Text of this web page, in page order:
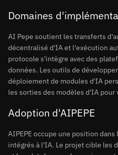
Domaines
AI Pepe soutient les transferts
décentralisé d'IA et l'exécution
protocole s'intègre avec des
données. Les outils de
déploiement de modules d'IA
les sorties des modèles d'IA
Adoption d'AIPEPE
AIPEPE occupe une position
intégrés à l'IA. Le projet cible les